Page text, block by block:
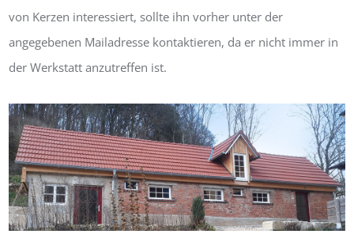
von Kerzen interessiert, sollte ihn vorher unter der
angegebenen Mailadresse kontaktieren, da er nicht immer in
der Werkstatt anzutreffen ist.